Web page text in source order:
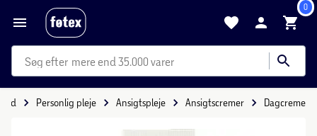
0
mere end 35.000 varer
Personlig pleje Ansigtspleje Ansigtscremer Dagcreme